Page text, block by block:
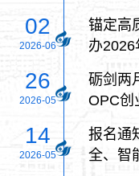
02
2026-06
锚定高
办
26
2026-05
砺剑两
OPC创
14
2026-05
报名通
全、智